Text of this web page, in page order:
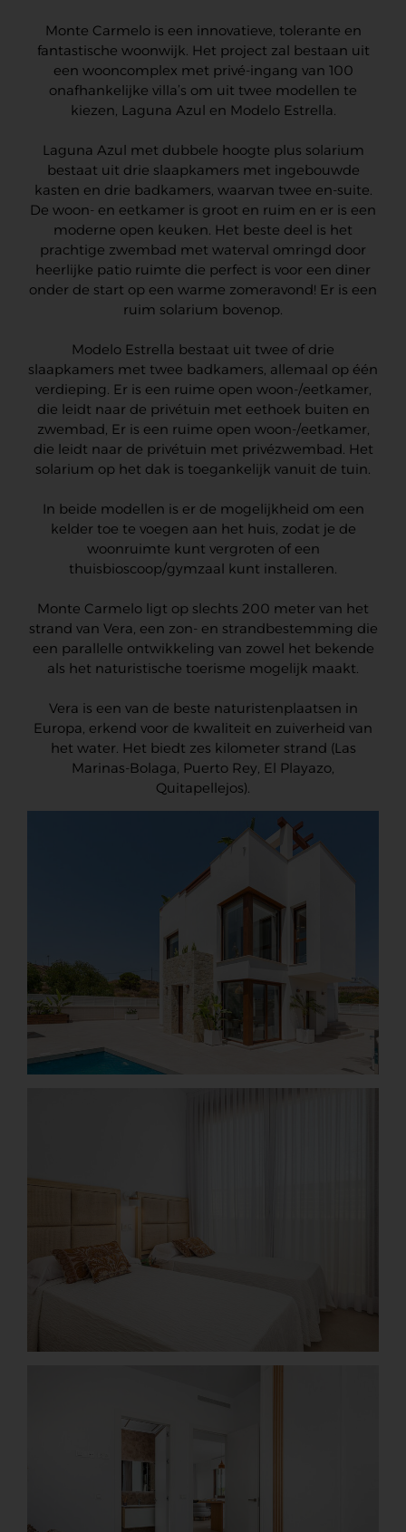
Monte Carmelo is een innovatieve, tolerante en
fantastische woonwijk. Het project zal bestaan uit
een wooncomplex met privé-ingang van 100
onafhankelijke villa’s om uit twee modellen te
kiezen, Laguna Azul en Modelo Estrella.
Laguna Azul met dubbele hoogte plus solarium
bestaat uit drie slaapkamers met ingebouwde
kasten en drie badkamers, waarvan twee en-suite.
De woon- en eetkamer is groot en ruim en er is een
moderne open keuken. Het beste deel is het
prachtige zwembad met waterval omringd door
heerlijke patio ruimte die perfect is voor een diner
onder de start op een warme zomeravond! Er is een
ruim solarium bovenop.
Modelo Estrella bestaat uit twee of drie
slaapkamers met twee badkamers, allemaal op één
verdieping. Er is een ruime open woon-/eetkamer,
die leidt naar de privétuin met eethoek buiten en
zwembad, Er is een ruime open woon-/eetkamer,
die leidt naar de privétuin met privézwembad. Het
solarium op het dak is toegankelijk vanuit de tuin.
In beide modellen is er de mogelijkheid om een
kelder toe te voegen aan het huis, zodat je de
woonruimte kunt vergroten of een
thuisbioscoop/gymzaal kunt installeren.
Monte Carmelo ligt op slechts 200 meter van het
strand van Vera, een zon- en strandbestemming die
een parallelle ontwikkeling van zowel het bekende
als het naturistische toerisme mogelijk maakt.
Vera is een van de beste naturistenplaatsen in
Europa, erkend voor de kwaliteit en zuiverheid van
het water. Het biedt zes kilometer strand (Las
Marinas-Bolaga, Puerto Rey, El Playazo,
Quitapellejos).